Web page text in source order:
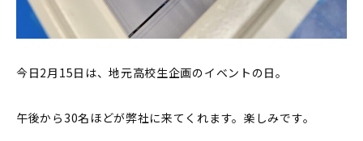
今日2月15日は、地元高校生企画のイベントの日。
午後から30名ほどが弊社に来てくれます。楽しみです。